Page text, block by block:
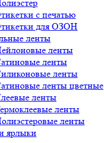
с печатью
для ОЗОН
ленты
ленты
ленты
ленты
ленты цветные
ленты
ленты
ленты
ярлыки